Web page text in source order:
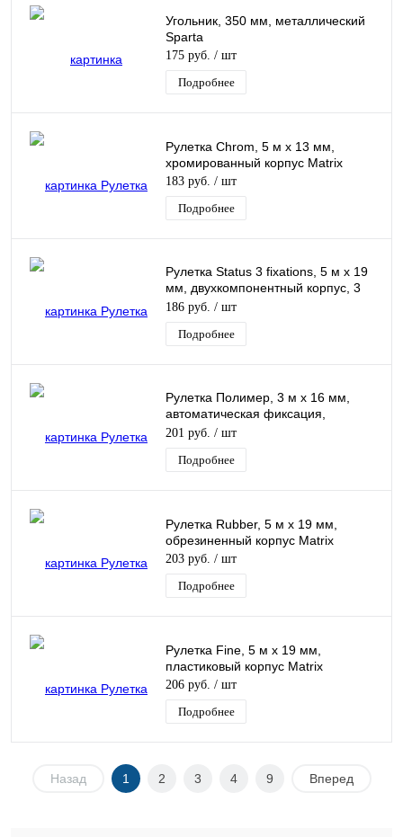
Угольник, 350 мм, металлический
Sparta
175 руб. / шт
Подробнее
Рулетка Chrom, 5 м x 13 мм,
хромированный корпус Matrix
183 руб. / шт
Подробнее
Рулетка Status 3 fixations, 5 м х 19
мм, двухкомпонентный корпус, 3
фиксации ленты Matrix
186 руб. / шт
Подробнее
Рулетка Полимер, 3 м х 16 мм,
автоматическая фиксация,
эргономичная форма Барс
201 руб. / шт
Подробнее
Рулетка Rubber, 5 м х 19 мм,
обрезиненный корпус Matrix
203 руб. / шт
Подробнее
Рулетка Fine, 5 м х 19 мм,
пластиковый корпус Matrix
206 руб. / шт
Подробнее
Назад 1 2 3 4 9 Вперед